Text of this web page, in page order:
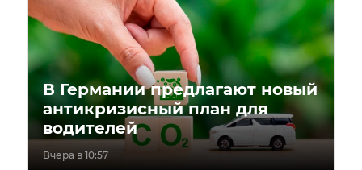
В Германии предлагают новый
антикризисный план для
водителей
Вчера в 10:57